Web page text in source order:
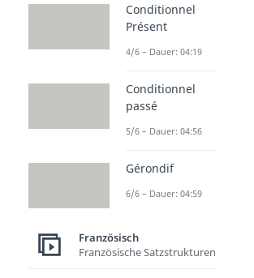
Conditionnel
Présent
4/6 – Dauer: 04:19
Conditionnel
passé
5/6 – Dauer: 04:56
Gérondif
6/6 – Dauer: 04:59
Französisch
Französische Satzstrukturen